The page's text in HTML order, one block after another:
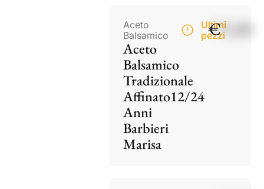
Aceto
Balsamico
Aceto
Balsamico
Tradizionale
Affinato12/24
Anni
Barbieri
Marisa
Ultimi
pezzi
€75,00